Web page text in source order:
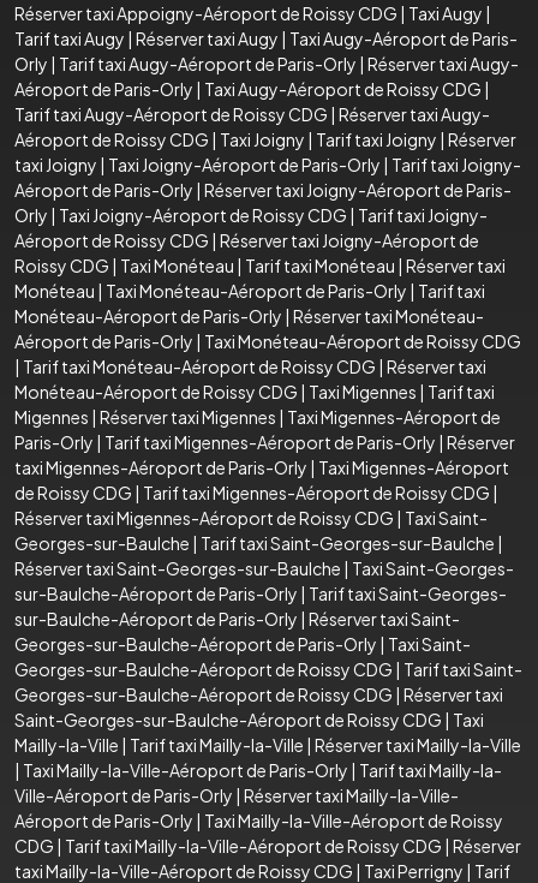
Réserver taxi Appoigny-Aéroport de Roissy CDG | Taxi Augy |
Tarif taxi Augy | Réserver taxi Augy | Taxi Augy-Aéroport de Paris-
Orly | Tarif taxi Augy-Aéroport de Paris-Orly | Réserver taxi Augy-
Aéroport de Paris-Orly | Taxi Augy-Aéroport de Roissy CDG |
Tarif taxi Augy-Aéroport de Roissy CDG | Réserver taxi Augy-
Aéroport de Roissy CDG | Taxi Joigny | Tarif taxi Joigny | Réserver
taxi Joigny | Taxi Joigny-Aéroport de Paris-Orly | Tarif taxi Joigny-
Aéroport de Paris-Orly | Réserver taxi Joigny-Aéroport de Paris-
Orly | Taxi Joigny-Aéroport de Roissy CDG | Tarif taxi Joigny-
Aéroport de Roissy CDG | Réserver taxi Joigny-Aéroport de
Roissy CDG | Taxi Monéteau | Tarif taxi Monéteau | Réserver taxi
Monéteau | Taxi Monéteau-Aéroport de Paris-Orly | Tarif taxi
Monéteau-Aéroport de Paris-Orly | Réserver taxi Monéteau-
Aéroport de Paris-Orly | Taxi Monéteau-Aéroport de Roissy CDG
| Tarif taxi Monéteau-Aéroport de Roissy CDG | Réserver taxi
Monéteau-Aéroport de Roissy CDG | Taxi Migennes | Tarif taxi
Migennes | Réserver taxi Migennes | Taxi Migennes-Aéroport de
Paris-Orly | Tarif taxi Migennes-Aéroport de Paris-Orly | Réserver
taxi Migennes-Aéroport de Paris-Orly | Taxi Migennes-Aéroport
de Roissy CDG | Tarif taxi Migennes-Aéroport de Roissy CDG |
Réserver taxi Migennes-Aéroport de Roissy CDG | Taxi Saint-
Georges-sur-Baulche | Tarif taxi Saint-Georges-sur-Baulche |
Réserver taxi Saint-Georges-sur-Baulche | Taxi Saint-Georges-
sur-Baulche-Aéroport de Paris-Orly | Tarif taxi Saint-Georges-
sur-Baulche-Aéroport de Paris-Orly | Réserver taxi Saint-
Georges-sur-Baulche-Aéroport de Paris-Orly | Taxi Saint-
Georges-sur-Baulche-Aéroport de Roissy CDG | Tarif taxi Saint-
Georges-sur-Baulche-Aéroport de Roissy CDG | Réserver taxi
Saint-Georges-sur-Baulche-Aéroport de Roissy CDG | Taxi
Mailly-la-Ville | Tarif taxi Mailly-la-Ville | Réserver taxi Mailly-la-Ville
| Taxi Mailly-la-Ville-Aéroport de Paris-Orly | Tarif taxi Mailly-la-
Ville-Aéroport de Paris-Orly | Réserver taxi Mailly-la-Ville-
Aéroport de Paris-Orly | Taxi Mailly-la-Ville-Aéroport de Roissy
CDG | Tarif taxi Mailly-la-Ville-Aéroport de Roissy CDG | Réserver
taxi Mailly-la-Ville-Aéroport de Roissy CDG | Taxi Perrigny | Tarif